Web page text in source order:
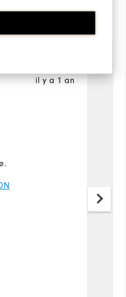
5 clients
il y a 1 an